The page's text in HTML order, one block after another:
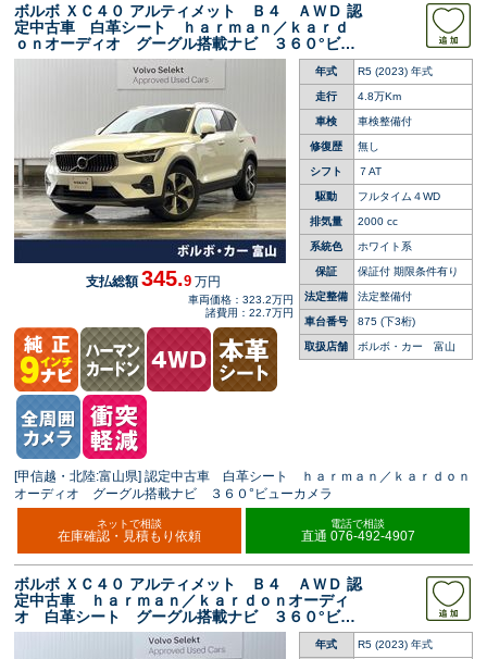
ボルボ ＸＣ４０ アルティメット Ｂ４ ＡＷＤ 認
定中古車 白革シート ｈａｒｍａｎ／ｋａｒｄ
ｏｎオーディオ グーグル搭載ナビ ３６０°ビュ
ーカメラ 全席シートヒーター パワーシート
アダプティブクルーズコントロール パワーバッ
クドア 禁煙車
年式 R5 (2023) 年式
走行 4.8万Km
車検 車検整備付
修復歴 無し
シフト ７AT
駆動 フルタイム４WD
排気量 2000 cc
系統色 ホワイト系
保証 保証付 期限条件有り
法定整備 法定整備付
車台番号 875 (下3桁)
取扱店舗 ボルボ・カー 富山
支払総額345.9 万円
車両価格：323.2万円
諸費用：22.7万円
[甲信越・北陸:富山県] 認定中古車 白革シート ｈａｒｍａｎ／ｋａｒｄｏｎ
オーディオ グーグル搭載ナビ ３６０°ビューカメラ
ネットで相談
在庫確認・見積もり依頼
電話で相談
直通 076-492-4907
ボルボ ＸＣ４０ アルティメット Ｂ４ ＡＷＤ 認
定中古車 ｈａｒｍａｎ／ｋａｒｄｏｎオーディ
オ 白革シート グーグル搭載ナビ ３６０°ビュ
ーカメラ 全席シートヒーター アダプティブク
ルーズコントロール 衝突被害軽減ブレーキ パ
年式 R5 (2023) 年式